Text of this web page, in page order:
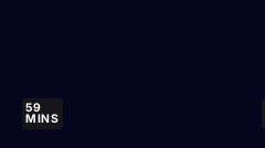
59
MINS